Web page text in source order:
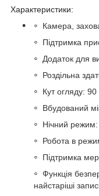
Характеристики:
Камера,
Підтримка
Додаток для
Роздільна
Кут огляду: 90
Вбудований
Нічний режим:
Робота в
Підтримка
Функція
найстаріші